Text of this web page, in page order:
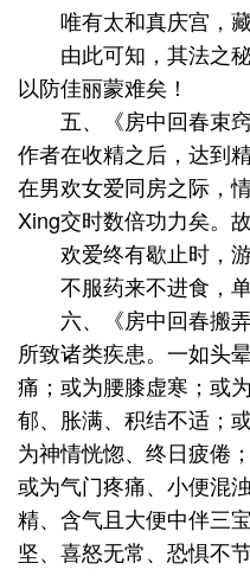
唯有太和真庆宫，藏
由此可知，其法之秘
以防佳丽蒙难矣！
五、《房中回春束窍
作者在收精之后，达到
在男欢女爱同房之际，
Xing交时数倍功力矣。
欢爱终有歇止时，游
不服药来不进食，单
六、《房中回春搬弄
所致诸类疾患。一如头
痛；或为腰膝虚寒；或
郁、胀满、积结不适；
为神情恍惚、终日疲倦
或为气门疼痛、小便混
精、含气且大便中伴三
坚、喜怒无常、恐惧不